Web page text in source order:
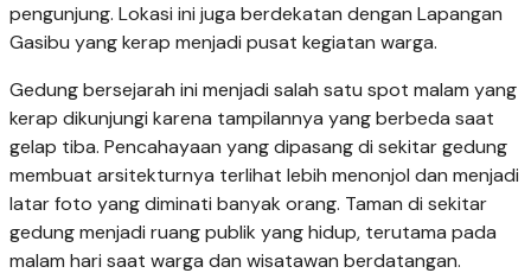
pengunjung. Lokasi ini juga berdekatan dengan Lapangan
Gasibu yang kerap menjadi pusat kegiatan warga.
Gedung bersejarah ini menjadi salah satu spot malam yang
kerap dikunjungi karena tampilannya yang berbeda saat
gelap tiba. Pencahayaan yang dipasang di sekitar gedung
membuat arsitekturnya terlihat lebih menonjol dan menjadi
latar foto yang diminati banyak orang. Taman di sekitar
gedung menjadi ruang publik yang hidup, terutama pada
malam hari saat warga dan wisatawan berdatangan.